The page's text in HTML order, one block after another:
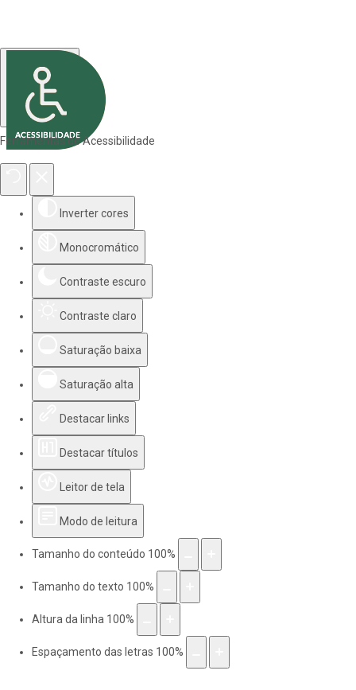
Ferramentas de Acessibilidade
Inverter cores
Monocromático
Contraste escuro
Contraste claro
Saturação baixa
Saturação alta
Destacar links
Destacar títulos
Leitor de tela
Modo de leitura
Tamanho do conteúdo 100%
Tamanho do texto 100%
Altura da linha 100%
Espaçamento das letras 100%